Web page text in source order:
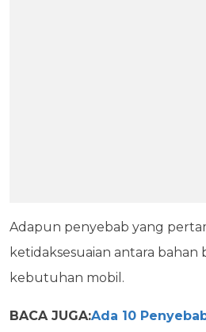
Adapun penyebab yang
ketidaksesuaian antara bahan
kebutuhan mobil.
BACA JUGA:Ada 10